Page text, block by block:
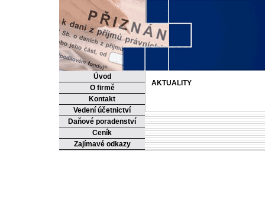
Úvod
O firmě
Kontakt
Vedení účetnictví
Daňové poradenství
Ceník
Zajímavé odkazy
AKTUALITY